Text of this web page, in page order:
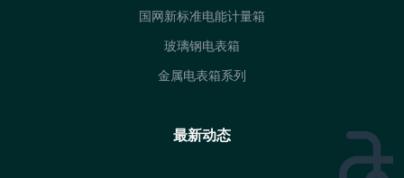
国网新标准电能计量箱
玻璃钢电表箱
金属电表箱系列
最新动态